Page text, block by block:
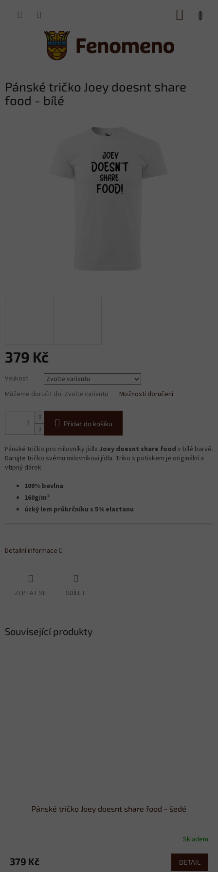
Pánské tričko Joey doesnt share
food - bílé
379 Kč
cena:
Velikost
Můžeme doručit do: Zvolte variantu Možnosti doručení
Přidat do košíku
Pánské tričko pro milovníky jídla Joey doesnt share food v bílé barvě.
Darujte tričko svému milovníkovi jídla. Triko s potiskem je originální a
vtipný dárek.
100% bavlna
160g/m2
úzký lem průkrčníku s 5% elastanu
Detailní informace
ZEPTAT SE SDÍLET
Související produkty
Pánské tričko Joey doesnt share food - šedé
Skladem
379 Kč DETAIL